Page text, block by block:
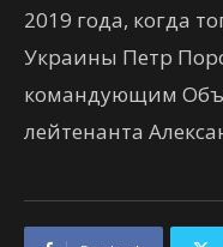
2019 года, когда
Украины Петр
командующим
лейтенанта